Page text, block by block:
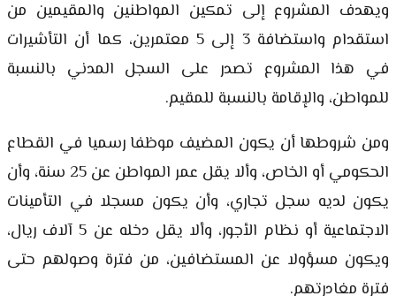
ويهدف المشروع إلى تمكين المواطنين والمقيمين من
استقدام واستضافة 3 إلى 5 معتمرين، كما أن التأشيرات
في هذا المشروع تصدر على السجل المدني بالنسبة
للمواطن، والإقامة بالنسبة للمقيم.
ومن شروطها أن يكون المضيف موظفا رسميا في القطاع
الحكومي أو الخاص، وألا يقل عمر المواطن عن 25 سنة، وأن
يكون لديه سجل تجاري، وأن يكون مسجلا في التأمينات
الاجتماعية أو نظام الأجور، وألا يقل دخله عن 5 آلاف ريال،
ويكون مسؤولا عن المستضافين، من فترة وصولهم حتى
فترة مغادرتهم.